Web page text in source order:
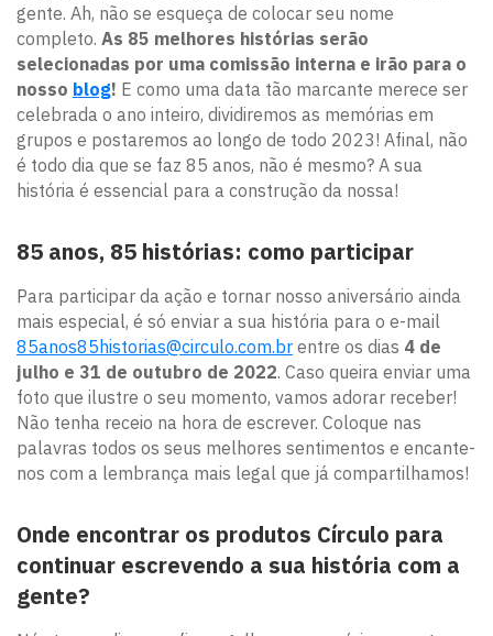
gente. Ah, não se esqueça de colocar seu nome
completo. As 85 melhores histórias serão
selecionadas por uma comissão interna e irão para o
nosso blog! E como uma data tão marcante merece ser
celebrada o ano inteiro, dividiremos as memórias em
grupos e postaremos ao longo de todo 2023! Afinal, não
é todo dia que se faz 85 anos, não é mesmo? A sua
história é essencial para a construção da nossa!
85 anos, 85 histórias: como participar
Para participar da ação e tornar nosso aniversário ainda
mais especial, é só enviar a sua história para o e-mail
85anos85historias@circulo.com.br entre os dias 4 de
julho e 31 de outubro de 2022. Caso queira enviar uma
foto que ilustre o seu momento, vamos adorar receber!
Não tenha receio na hora de escrever. Coloque nas
palavras todos os seus melhores sentimentos e encante-
nos com a lembrança mais legal que já compartilhamos!
Onde encontrar os produtos Círculo para
continuar escrevendo a sua história com a
gente?